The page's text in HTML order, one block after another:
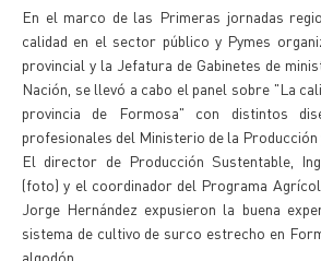
En el marco de las Primeras jornadas
calidad en el sector público y Pymes
provincial y la Jefatura de Gabinetes de
Nación, se llevó a cabo el panel sobre "La
provincia de Formosa" con distintos
profesionales del Ministerio de la Producción
El director de Producción Sustentable,
(foto) y el coordinador del Programa
Jorge Hernández expusieron la buena
sistema de cultivo de surco estrecho en
algodón.